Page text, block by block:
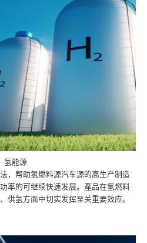
氢能源
，帮助氢燃料源汽车源的高生产制造
率的可继续快速发展。產品在氢燃料
供氢方面中切实发挥至关重要效应。